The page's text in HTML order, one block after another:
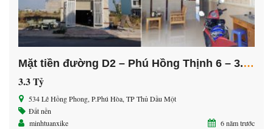
Mặt tiền đường D2 – Phú Hồng Thịnh 6 – 3.3 Tỷ
3.3 Tỷ
534 Lê Hồng Phong, P.Phú Hòa, TP Thủ Dầu Một
Đất nền
minhtuanxike
6 năm trước